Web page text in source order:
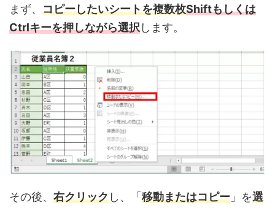
まず、 コピーしたいシートを複数枚Shiftもしくは
Ctrlキーを押しながら選択します。
その後、 右クリックし、「 移動またはコピー 」を選